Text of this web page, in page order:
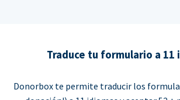
Traduce tu formulario a 11
Donorbox te permite traducir los